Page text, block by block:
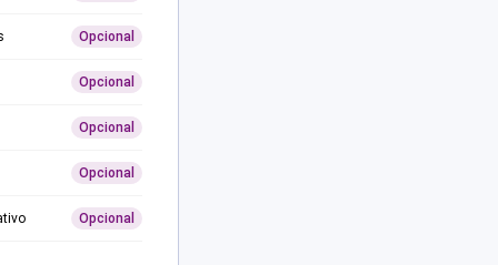
Opcional
Opcional
Opcional
Opcional
Opcional